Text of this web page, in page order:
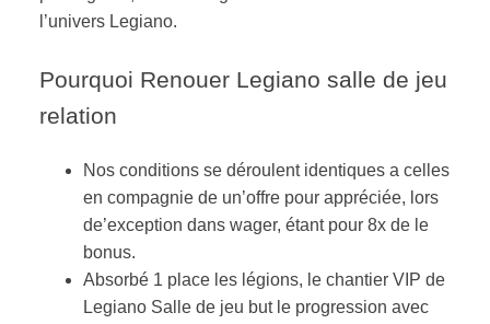
l’univers Legiano.
Pourquoi Renouer Legiano salle de jeu
relation
Nos conditions se déroulent identiques a celles
en compagnie de un’offre pour appréciée, lors
de’exception dans wager, étant pour 8x de le
bonus.
Absorbé 1 place les légions, le chantier VIP de
Legiano Salle de jeu but le progression avec